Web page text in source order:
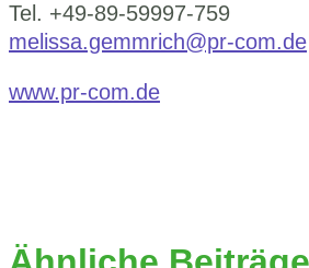
Tel. +49-89-59997-759
melissa.gemmrich@pr-com.de
www.pr-com.de